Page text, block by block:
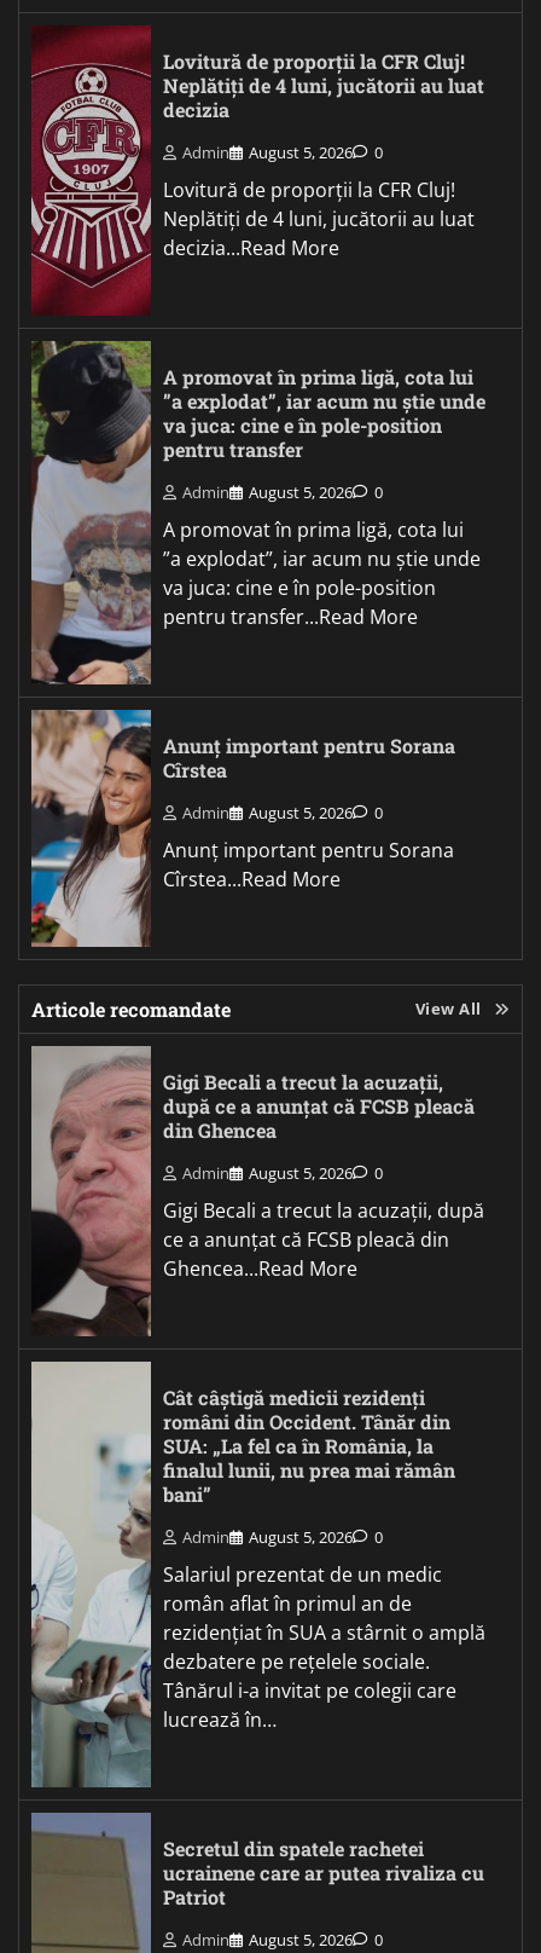
Lovitură de proporții la CFR Cluj!
Neplătiți de 4 luni, jucătorii au luat
decizia
Admin August 5, 2026 0
Lovitură de proporții la CFR Cluj!
Neplătiți de 4 luni, jucătorii au luat
decizia...Read More
A promovat în prima ligă, cota lui
”a explodat”, iar acum nu știe unde
va juca: cine e în pole-position
pentru transfer
Admin August 5, 2026 0
A promovat în prima ligă, cota lui
”a explodat”, iar acum nu știe unde
va juca: cine e în pole-position
pentru transfer...Read More
Anunț important pentru Sorana
Cîrstea
Admin August 5, 2026 0
Anunț important pentru Sorana
Cîrstea...Read More
Articole recomandate View All
Gigi Becali a trecut la acuzații,
după ce a anunțat că FCSB pleacă
din Ghencea
Admin August 5, 2026 0
Gigi Becali a trecut la acuzații, după
ce a anunțat că FCSB pleacă din
Ghencea...Read More
Cât câștigă medicii rezidenți
români din Occident. Tânăr din
SUA: „La fel ca în România, la
finalul lunii, nu prea mai rămân
bani”
Admin August 5, 2026 0
Salariul prezentat de un medic
român aflat în primul an de
rezidențiat în SUA a stârnit o amplă
dezbatere pe rețelele sociale.
Tânărul i-a invitat pe colegii care
lucrează în…
Secretul din spatele rachetei
ucrainene care ar putea rivaliza cu
Patriot
Admin August 5, 2026 0